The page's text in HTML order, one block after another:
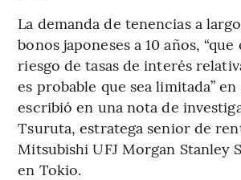
La demanda de tenencias a
bonos japoneses a 10 años,
riesgo de tasas de interés
es probable que sea limitada”
escribió en una nota de
Tsuruta, estratega senior de
Mitsubishi UFJ Morgan Stanley
en Tokio.